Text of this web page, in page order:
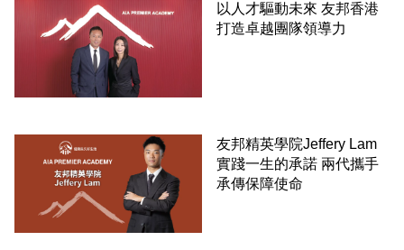
以人才驅動未來 友邦香港
打造卓越團隊領導力
友邦精英學院Jeffery Lam
實踐一生的承諾 兩代攜手
承傳保障使命